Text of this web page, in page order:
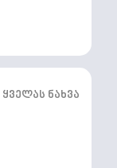
ყველას ნახვა